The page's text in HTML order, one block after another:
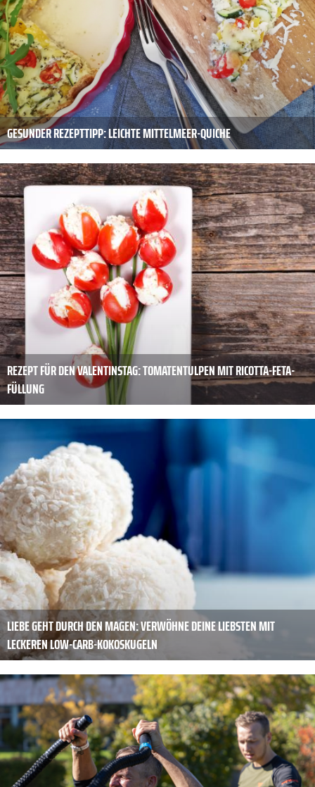
GESUNDER REZEPTTIPP: LEICHTE MITTELMEER-QUICHE
REZEPT FÜR DEN VALENTINSTAG: TOMATENTULPEN MIT RICOTTA-FETA-
FÜLLUNG
LIEBE GEHT DURCH DEN MAGEN: VERWÖHNE DEINE LIEBSTEN MIT
LECKEREN LOW-CARB-KOKOSKUGELN